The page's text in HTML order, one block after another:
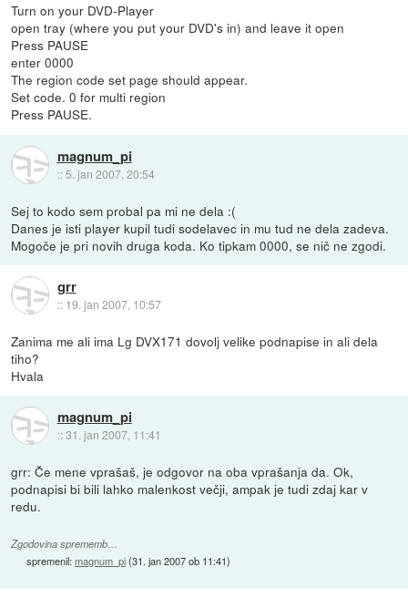
Turn on your DVD-Player
open tray (where you put your DVD's in) and leave it open
Press PAUSE
enter 0000
The region code set page should appear.
Set code. 0 for multi region
Press PAUSE.
magnum_pi
:: 5. jan 2007, 20:54
Sej to kodo sem probal pa mi ne dela :(
Danes je isti player kupil tudi sodelavec in mu tud ne dela zadeva.
Mogoče je pri novih druga koda. Ko tipkam 0000, se nič ne zgodi.
grr
:: 19. jan 2007, 10:57
Zanima me ali ima Lg DVX171 dovolj velike podnapise in ali dela
tiho?
Hvala
magnum_pi
::31. jan 2007, 11:41
grr: Če mene vprašaš, je odgovor na oba vprašanja da. Ok,
podnapisi bi bili lahko malenkost večji, ampak je tudi zdaj kar v
redu.
Zgodovina sprememb…
spremenil:magnum_pi(31. jan 2007 ob 11:41)